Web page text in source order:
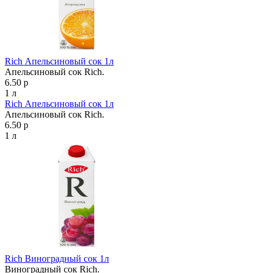
Rich Апельсиновый сок 1л
Апельсиновый сок Rich.
6.50 р
1 л
Rich Апельсиновый сок 1л
Апельсиновый сок Rich.
6.50 р
1 л
Rich Виноградный сок 1л
Виноградный сок Rich.